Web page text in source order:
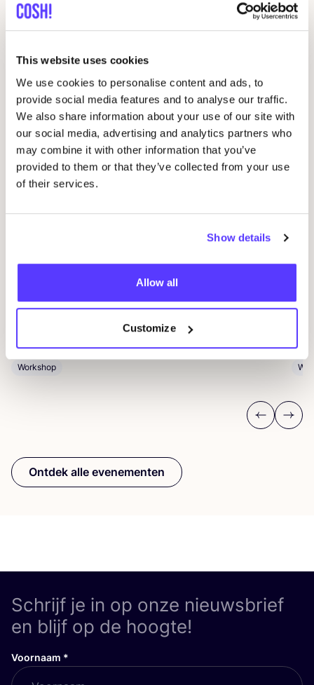
This website uses cookies
We use cookies to personalise content and ads, to
provide social media features and to analyse our traffic.
We also share information about your use of our site with
our social media, advertising and analytics partners who
may combine it with other information that you’ve
provided to them or that they’ve collected from your use
of their services.
Show details
Allow all
Customize
Gerelateerde evenementen
je kleren: borduren met
Pieter Reypenslei 4-6 2640 Mortsel België
Workshop
Previous
Next
Ontdek alle evenementen
Schrijf je in op onze nieuwsbrief
en blijf op de hoogte!
Voornaam *